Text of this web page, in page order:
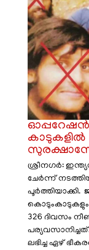
ഓപ്പറേഷൻ
കാടുകളിൽ
ശ്രീനഗർ:
ചേർന്ന്
പൂർത്തിയാക്കി.
കൊടുംകാടുകളും
326 ദിവസം
ലഭിച്ച ഏഴ്